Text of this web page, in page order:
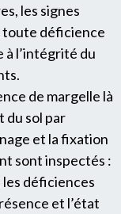
les signes
toute déficience
à l’intégrité du
de margelle là
du sol par
et la fixation
sont inspectés :
déficiences
et l’état